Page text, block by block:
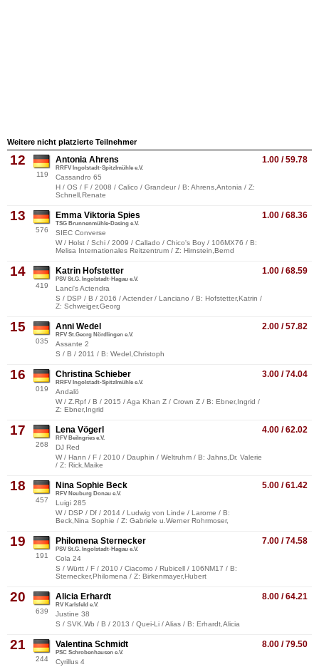
Weitere nicht platzierte Teilnehmer
12
119
1.00 / 59.78
Antonia Ahrens
RRFV Ingolstadt-Spitzlmühle e.V.
Cassandro 65
H / OS / F / 2008 / Calico / Grandeur / B: Ahrens,Antonia / Z:
Schnell,Renate
13
576
1.00 / 68.36
Emma Viktoria Spies
TSG Brunnenmühle-Dasing e.V.
SIEC Converse
W / Holst / Schi / 2009 / Callado / Chico's Boy / 106MX76 / B:
Melisa Internationales Reitzentrum / Z: Hirnstein,Bernd
14
419
1.00 / 68.59
Katrin Hofstetter
PSV St.G. Ingolstadt-Hagau e.V.
Lanci's Actendra
S / DSP / B / 2016 / Actender / Lanciano / B: Hofstetter,Katrin /
Z: Schweiger,Georg
15
035
2.00 / 57.82
Anni Wedel
RFV St.Georg Nördlingen e.V.
Assante 2
S / B / 2011 / B: Wedel,Christoph
16
019
3.00 / 74.04
Christina Schieber
RRFV Ingolstadt-Spitzlmühle e.V.
Andalö
W / Z.Rpf / B / 2015 / Aga Khan Z / Crown Z / B: Ebner,Ingrid /
Z: Ebner,Ingrid
17
268
4.00 / 62.02
Lena Vögerl
RFV Beilngries e.V.
DJ Red
W / Hann / F / 2010 / Dauphin / Weltruhm / B: Jahns,Dr. Valerie
/ Z: Rick,Maike
18
457
5.00 / 61.42
Nina Sophie Beck
RFV Neuburg Donau e.V.
Luigi 285
W / DSP / Df / 2014 / Ludwig von Linde / Larome / B:
Beck,Nina Sophie / Z: Gabriele u.Werner Rohrmoser,
19
191
7.00 / 74.58
Philomena Sternecker
PSV St.G. Ingolstadt-Hagau e.V.
Cola 24
S / Württ / F / 2010 / Ciacomo / Rubicell / 106NM17 / B:
Sternecker,Philomena / Z: Birkenmayer,Hubert
20
639
8.00 / 64.21
Alicia Erhardt
RV Karlsfeld e.V.
Justine 38
S / SVK.Wb / B / 2013 / Quei-Li / Alias / B: Erhardt,Alicia
21
244
8.00 / 79.50
Valentina Schmidt
PSC Schrobenhausen e.V.
Cyrillus 4